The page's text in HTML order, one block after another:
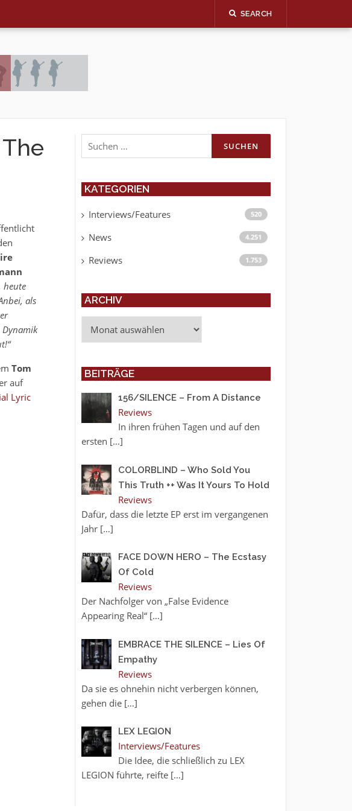
SEARCH
heute
als
Tom
auf
Lyric
Suchen
nach:
KATEGORIEN
Interviews/Features 520
News 4.251
Reviews 1.753
ARCHIV
BEITRÄGE
156/SILENCE – From A Distance
Reviews
In ihren frühen Tagen und auf den
ersten […]
COLORBLIND – Who Sold You
This Truth ++ Was It Yours To Hold
Reviews
Dafür, dass die letzte EP erst im vergangenen
Jahr […]
FACE DOWN HERO – The Ecstasy
Of Cold
Reviews
Der Nachfolger von „False Evidence
Appearing Real“ […]
EMBRACE THE SILENCE – Lies Of
Empathy
Reviews
Da sie es ohnehin nicht verbergen können,
gehen die […]
LEX LEGION
Interviews/Features
Die Idee, die schließlich zu LEX
LEGION führte, reifte […]